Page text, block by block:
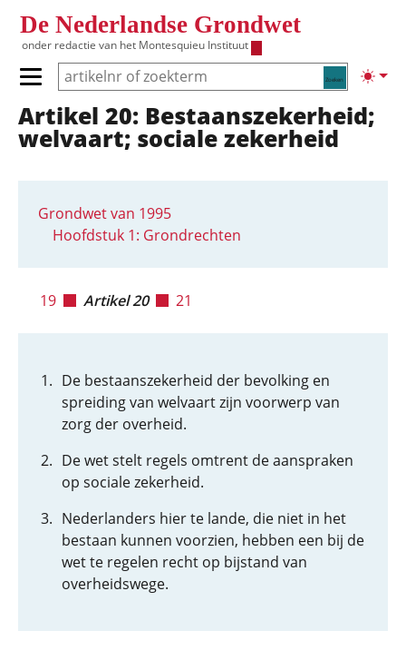
De Nederlandse Grondwet
onder redactie van het Montesquieu Instituut
Zoeken
Primair menu tonen/verbergen
Hoofdnavigatie
Artikel 20: Bestaanszekerheid;
welvaart; sociale zekerheid
Grondwet van 1995
Hoofdstuk 1: Grondrechten
19 Artikel 20 21
De bestaanszekerheid der bevolking en
spreiding van welvaart zijn voorwerp van
zorg der overheid.
De wet stelt regels omtrent de aanspraken
op sociale zekerheid.
Nederlanders hier te lande, die niet in het
bestaan kunnen voorzien, hebben een bij de
wet te regelen recht op bijstand van
overheidswege.